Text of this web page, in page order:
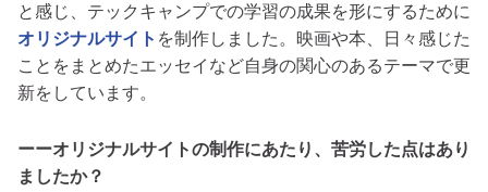
と感じ、テックキャンプでの学習の成果を形にするために
オリジナルサイト を制作しました。映画や本、日々感じた
ことをまとめたエッセイなど自身の関心のあるテーマで更
新をしています。
ーーオリジナルサイトの制作にあたり、苦労した点はあり
ましたか？